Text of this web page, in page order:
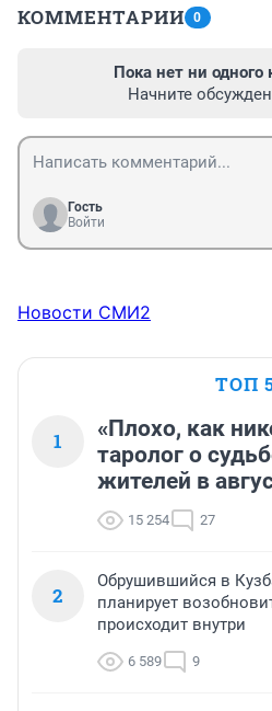
КОММЕНТАРИИ 0
Пока нет ни одного
Начните
Гость
Войти
Новости СМИ2
ТОП
1
«Плохо, как
таролог о
жителей в
15 254 27
2
Обрушившийся в
планирует
происходит внутри
6 589 9